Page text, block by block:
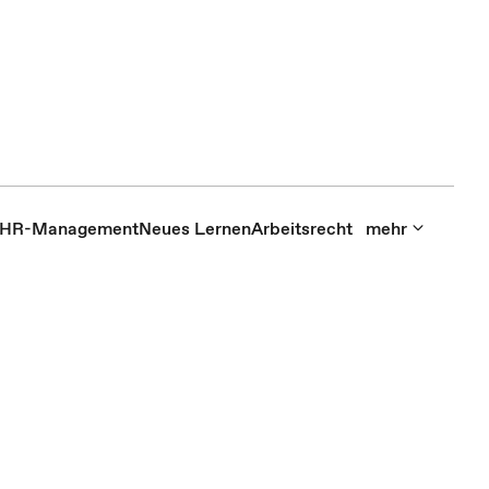
HR-ManagementNeues LernenArbeitsrecht mehr